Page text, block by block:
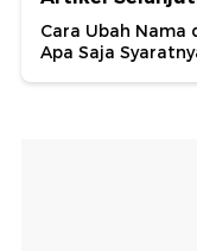
Cara Ubah Nama
Apa Saja